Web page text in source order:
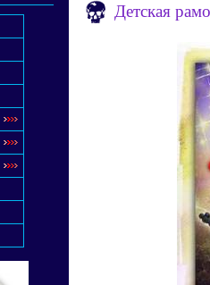
Детская